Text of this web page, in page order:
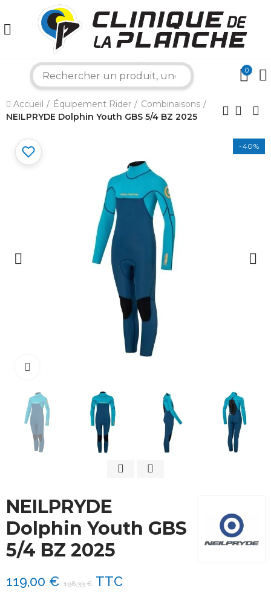
0
Accueil Équipement Rider
Combinaisons
NEILPRYDE Dolphin Youth GBS 5/4 BZ 2025
-40%
NEILPRYDE
Dolphin Youth GBS
5/4 BZ 2025
119,00 € 198,33 € TTC